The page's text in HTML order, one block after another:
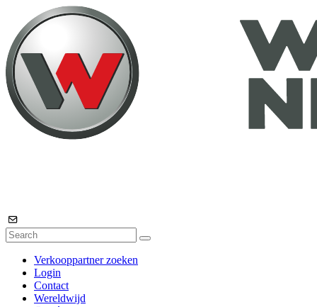
Verkooppartner zoeken
Login
Contact
Wereldwijd